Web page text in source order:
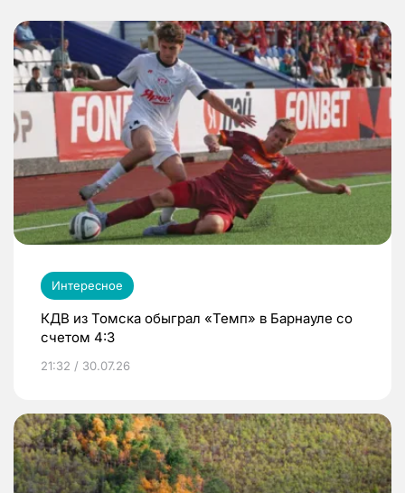
Интересное
КДВ из Томска обыграл «Темп» в Барнауле со
счетом 4:3
21:32 / 30.07.26